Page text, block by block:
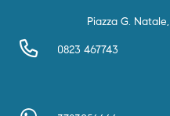
Piazza G.
0823 467743